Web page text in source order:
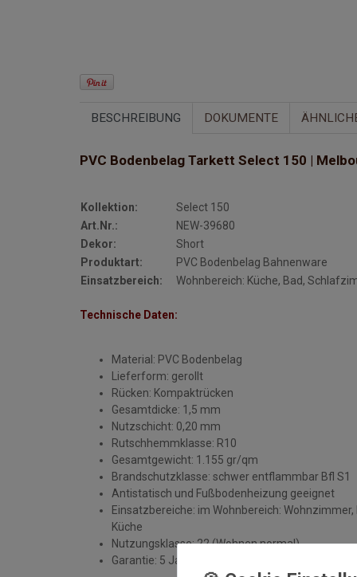
BESCHREIBUNG DOKUMENTE
PVC Bodenbelag Tarkett Select 150 |
Kollektion:
Select 150
Art.Nr.:
NEW-39680
Dekor:
Short
Produktart:
PVC Bodenbelag Bahnenware
Einsatzbereich:
Wohnbereich: Küche, Bad,
Technische Daten:
Material: PVC Bodenbelag
Lieferform: gerollt
Rücken: Kompaktrücken
Gesamtdicke: 1,5 mm
Nutzschicht: 0,20 mm
Rutschhemmklasse: R10
Gesamtgewicht: 1.155 gr/qm
Brandschutzklasse: schwer entflammbar Bfl S1
Antistatisch und Fußbodenheizung geeignet
Einsatzbereiche: im Wohnbereich:
Küche
Nutzungsklasse: 22 (Wohnen normal)
Garantie: 5 Jahre (fachmännische Verlegung